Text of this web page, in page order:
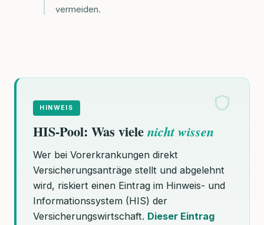
vermeiden.
HINWEIS
HIS-Pool: Was vielenicht wissen
Wer bei Vorerkrankungen direkt
Versicherungsanträge stellt und abgelehnt
wird, riskiert einen Eintrag im Hinweis- und
Informationssystem (HIS) der
Versicherungswirtschaft. Dieser Eintrag